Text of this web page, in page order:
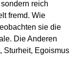
reich
fremd. Wie
sie die
Die Anderen
Sturheit, Egoismus